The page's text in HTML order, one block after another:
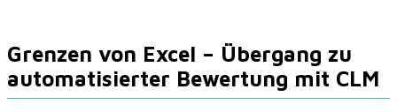
Grenzen von Excel – Übergang zu
automatisierter Bewertung mit CLM